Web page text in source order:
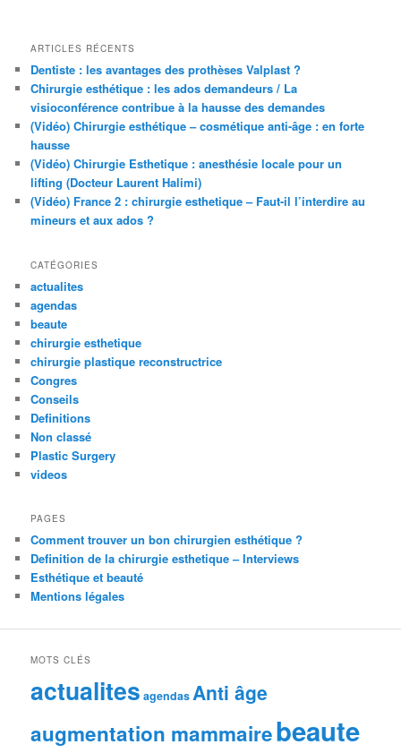
ARTICLES RÉCENTS
Dentiste : les avantages des prothèses Valplast ?
Chirurgie esthétique : les ados demandeurs / La
visioconférence contribue à la hausse des demandes
(Vidéo) Chirurgie esthétique – cosmétique anti-âge : en forte
hausse
(Vidéo) Chirurgie Esthetique : anesthésie locale pour un
lifting (Docteur Laurent Halimi)
(Vidéo) France 2 : chirurgie esthetique – Faut-il l’interdire au
mineurs et aux ados ?
CATÉGORIES
actualites
agendas
beaute
chirurgie esthetique
chirurgie plastique reconstructrice
Congres
Conseils
Definitions
Non classé
Plastic Surgery
videos
PAGES
Comment trouver un bon chirurgien esthétique ?
Definition de la chirurgie esthetique – Interviews
Esthétique et beauté
Mentions légales
MOTS CLÉS
actualites agendasAnti âge
augmentation mammairebeaute